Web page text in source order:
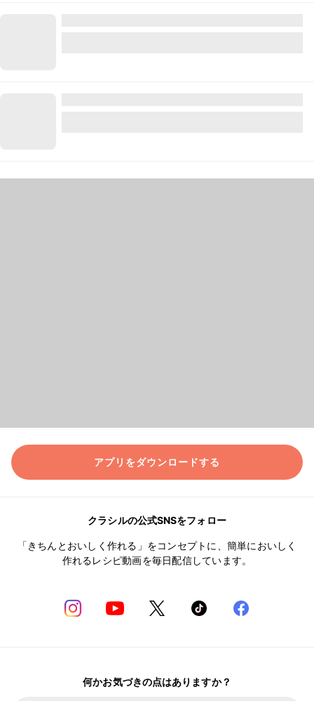
アプリをダウンロードする
クラシルの公式SNSをフォロー
「きちんとおいしく作れる」をコンセプトに、簡単においしく
作れるレシピ動画を毎日配信しています。
何かお気づきの点はありますか？